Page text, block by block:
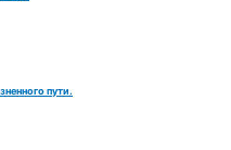
пути.